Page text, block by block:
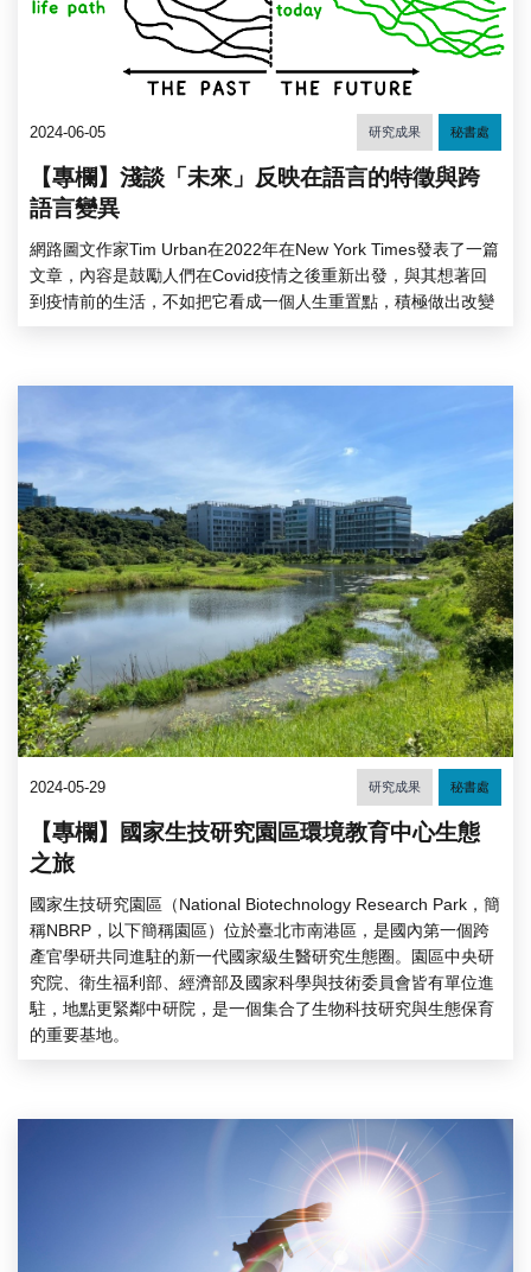
2024-06-05 研究成果 秘書處
【專欄】淺談「未來」反映在語言的特徵與跨
語言變異
網路圖文作家Tim Urban在2022年在New York Times發表了一篇
文章，內容是鼓勵人們在Covid疫情之後重新出發，與其想著回
到疫情前的生活，不如把它看成一個人生重置點，積極做出改變
2024-05-29 研究成果 秘書處
【專欄】國家生技研究園區環境教育中心生態
之旅
國家生技研究園區（National Biotechnology Research Park，簡
稱NBRP，以下簡稱園區）位於臺北市南港區，是國內第一個跨
產官學研共同進駐的新一代國家級生醫研究生態圈。園區中央研
究院、衛生福利部、經濟部及國家科學與技術委員會皆有單位進
駐，地點更緊鄰中研院，是一個集合了生物科技研究與生態保育
的重要基地。